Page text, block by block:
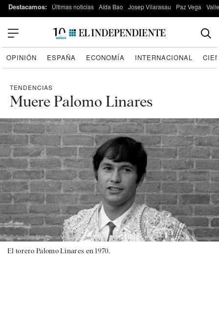
Destacamos: Últimas noticias Aída Bao Josep Vilarasau Paz Vega
OPINIÓN ESPAÑA ECONOMÍA INTERNACIONAL
TENDENCIAS
Muere Palomo Linares
El torero Palomo Linares en 1970.